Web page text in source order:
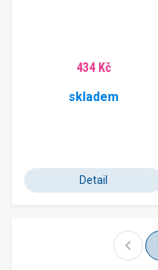
434 Kč
skladem
Detail
chevron_left